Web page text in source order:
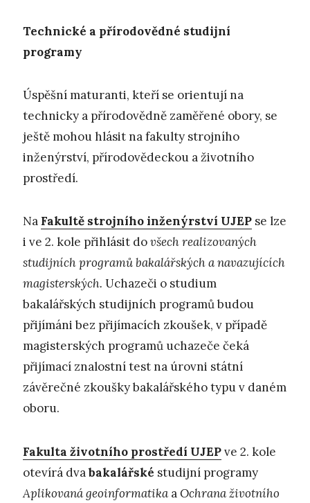
Technické a přírodovědné studijní
programy
Úspěšní maturanti, kteří se orientují na
technicky a přírodovědně zaměřené obory, se
ještě mohou hlásit na fakulty strojního
inženýrství, přírodovědeckou a životního
prostředí.
Na Fakultě strojního inženýrství UJEP se lze
i ve 2. kole přihlásit dovšech realizovaných
studijních programů bakalářských a navazujících
magisterských. Uchazeči o studium
bakalářských studijních programů budou
přijímáni bez přijímacích zkoušek, v případě
magisterských programů uchazeče čeká
přijímací znalostní test na úrovni státní
závěrečné zkoušky bakalářského typu v daném
oboru.
Fakulta životního prostředí UJEPve 2. kole
otevírá dvabakalářské studijní programy
Aplikovaná geoinformatika aOchrana životního